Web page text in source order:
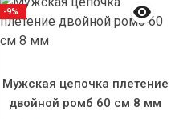
Мужская цепочка плетение
двойной ромб 60 см 8 мм
-9%